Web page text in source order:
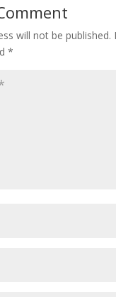
will not be published.
*